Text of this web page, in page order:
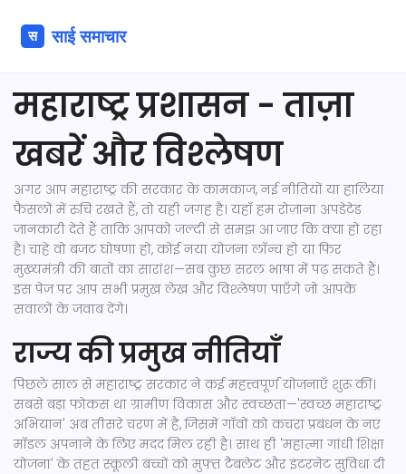
महाराष्ट्र प्रशासन - ताज़ा
खबरें और विश्लेषण
अगर आप महाराष्ट्र की सरकार के कामकाज, नई नीतियों या हालिया
फैसलों में रुचि रखते हैं, तो यही जगह है। यहाँ हम रोज़ाना अपडेटेड
जानकारी देते हैं ताकि आपको जल्दी से समझ आ जाए कि क्या हो रहा
है। चाहे वो बजट घोषणा हो, कोई नया योजना लॉन्च हो या फिर
मुख्यमंत्री की बातों का सारांश—सब कुछ सरल भाषा में पढ़ सकते हैं।
इस पेज पर आप सभी प्रमुख लेख और विश्लेषण पाएँगे जो आपके
सवालों के जवाब देंगे।
राज्य की प्रमुख नीतियाँ
पिछले साल से महाराष्ट्र सरकार ने कई महत्त्वपूर्ण योजनाएँ शुरू कीं।
सबसे बड़ा फोकस था ग्रामीण विकास और स्वच्छता—'स्वच्छ महाराष्ट्र
अभियान' अब तीसरे चरण में है, जिसमें गाँवों को कचरा प्रबंधन के नए
मॉडल अपनाने के लिए मदद मिल रही है। साथ ही 'महात्मा गांधी शिक्षा
योजना' के तहत स्कूली बच्चों को मुफ्त टैबलेट और इंटरनेट सुविधा दी